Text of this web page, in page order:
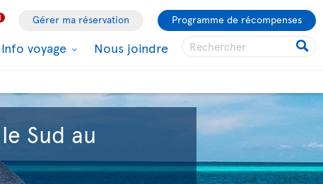
Gérer ma réservation Programme de récompenses
Info voyage Nous joindre
Sud au